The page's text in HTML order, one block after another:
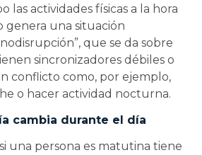
las actividades físicas a la hora
genera una situación
que se da sobre
sincronizadores débiles o
conflicto como, por ejemplo,
o hacer actividad nocturna.
cambia durante el día
una persona es matutina tiene